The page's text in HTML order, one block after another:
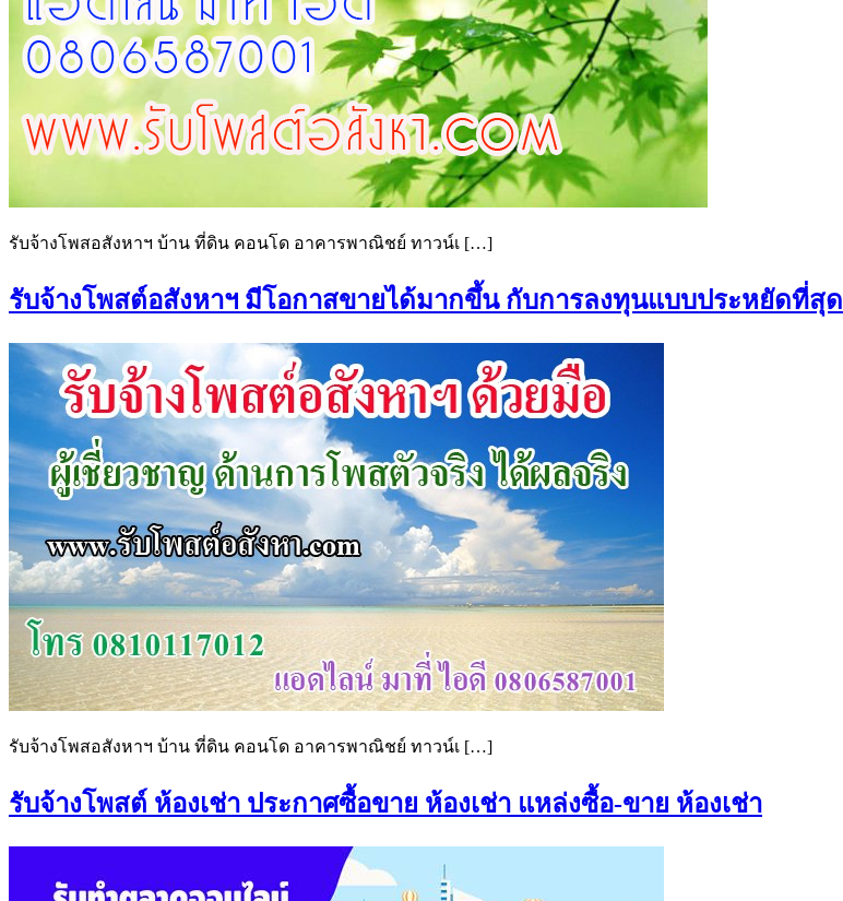
รับจ้างโพสอสังหาฯ บ้าน ที่ดิน คอนโด อาคารพาณิชย์ ทาวน์เ […]
รับจ้างโพสต์อสังหาฯ มีโอกาสขายได้มากขึ้น กับการลงทุนแบบประหยัดที่สุด
รับจ้างโพสอสังหาฯ บ้าน ที่ดิน คอนโด อาคารพาณิชย์ ทาวน์เ […]
รับจ้างโพสต์ ห้องเช่า ประกาศซื้อขาย ห้องเช่า แหล่งซื้อ-ขาย ห้องเช่า